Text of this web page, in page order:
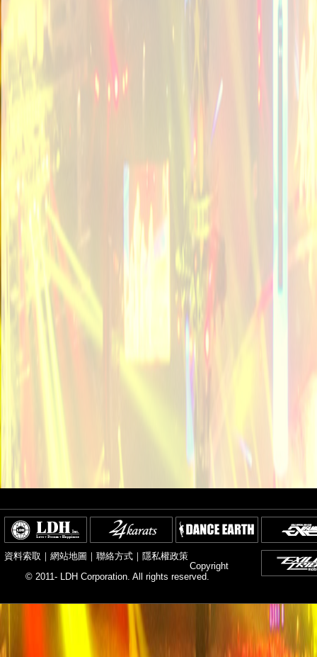
資料索取 ｜ 網站地圖 ｜ 聯絡方式 ｜ 隱私權政策
Copyright
© 2011- LDH Corporation. All rights reserved.